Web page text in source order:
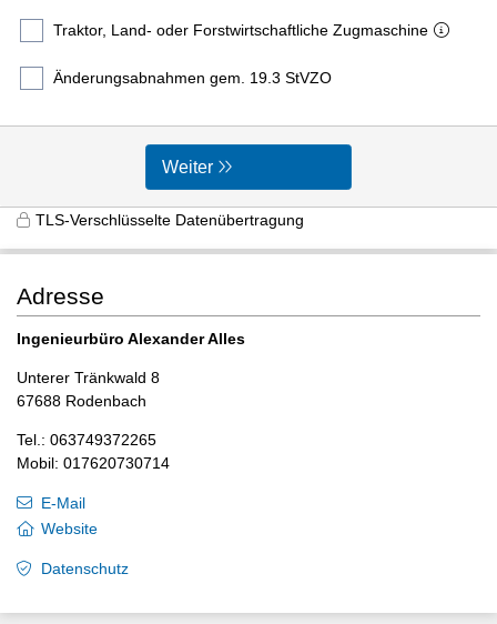
Traktor, Land- oder Forstwirtschaftliche Zugmaschine
Änderungsabnahmen gem. 19.3 StVZO
Weiter
TLS-Verschlüsselte Datenübertragung
Adresse
Ingenieurbüro Alexander Alles
Unterer Tränkwald 8
67688 Rodenbach
Tel.: 063749372265
Mobil: 017620730714
E-Mail
Website
Datenschutz